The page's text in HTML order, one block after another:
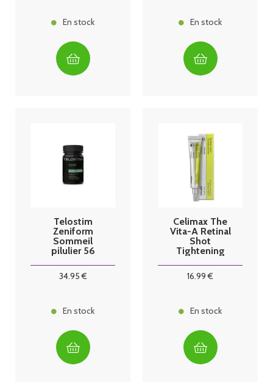
En stock En stock
Telostim
Zeniform
Sommeil
pilulier 56
34.95€
En stock
Celimax The
Vita-A Retinal
Shot
Tightening
16.99 €
En stock